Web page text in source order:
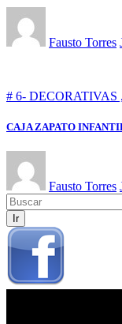
Fausto Torres
# 6-
CAJA ZAPATO
Fausto Torres
Ir